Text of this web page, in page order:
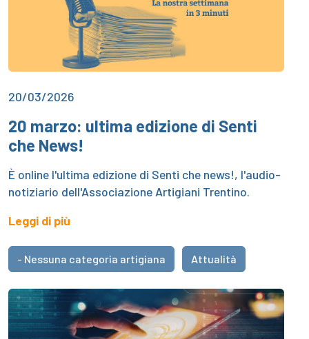
20/03/2026
20 marzo: ultima edizione di Senti
che News!
È online l'ultima edizione di Senti che news!, l'audio-
notiziario dell'Associazione Artigiani Trentino.
Leggi di più
- Nessuna categoria artigiana Attualità